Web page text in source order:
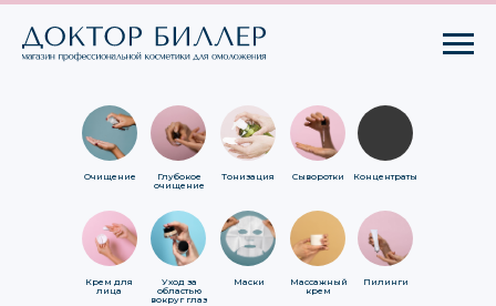
Крем для
лица
Уход за
областью
вокруг глаз
Очищение
Глубокое
очищение
Тонизация Сыворотки
Маски
Массажный
крем
Пилинги
Концентраты